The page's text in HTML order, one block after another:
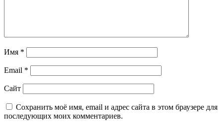
Имя *
Email *
Сайт
Сохранить моё имя, email и адрес сайта в этом браузере для
последующих моих комментариев.